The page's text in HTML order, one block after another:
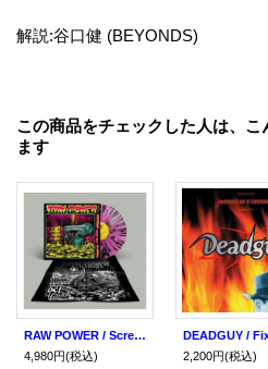
解説:谷口健 (BEYONDS)
この商品をチェックした人は、
ます
RAW POWER / Screams from the gutter - 40th anniversary edition ...diehard black on violet (Lp) F.o.a.d
4,980円(税込)
2,200円(税込)